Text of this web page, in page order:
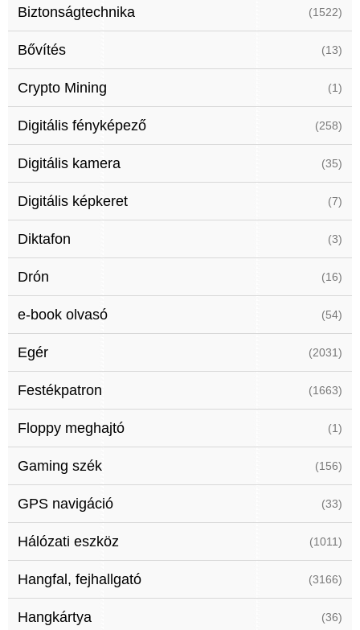
Biztonságtechnika (1522)
Bővítés (13)
Crypto Mining (1)
Digitális fényképező (258)
Digitális kamera (35)
Digitális képkeret (7)
Diktafon (3)
Drón (16)
e-book olvasó (54)
Egér (2031)
Festékpatron (1663)
Floppy meghajtó (1)
Gaming szék (156)
GPS navigáció (33)
Hálózati eszköz (1011)
Hangfal, fejhallgató (3166)
Hangkártya (36)